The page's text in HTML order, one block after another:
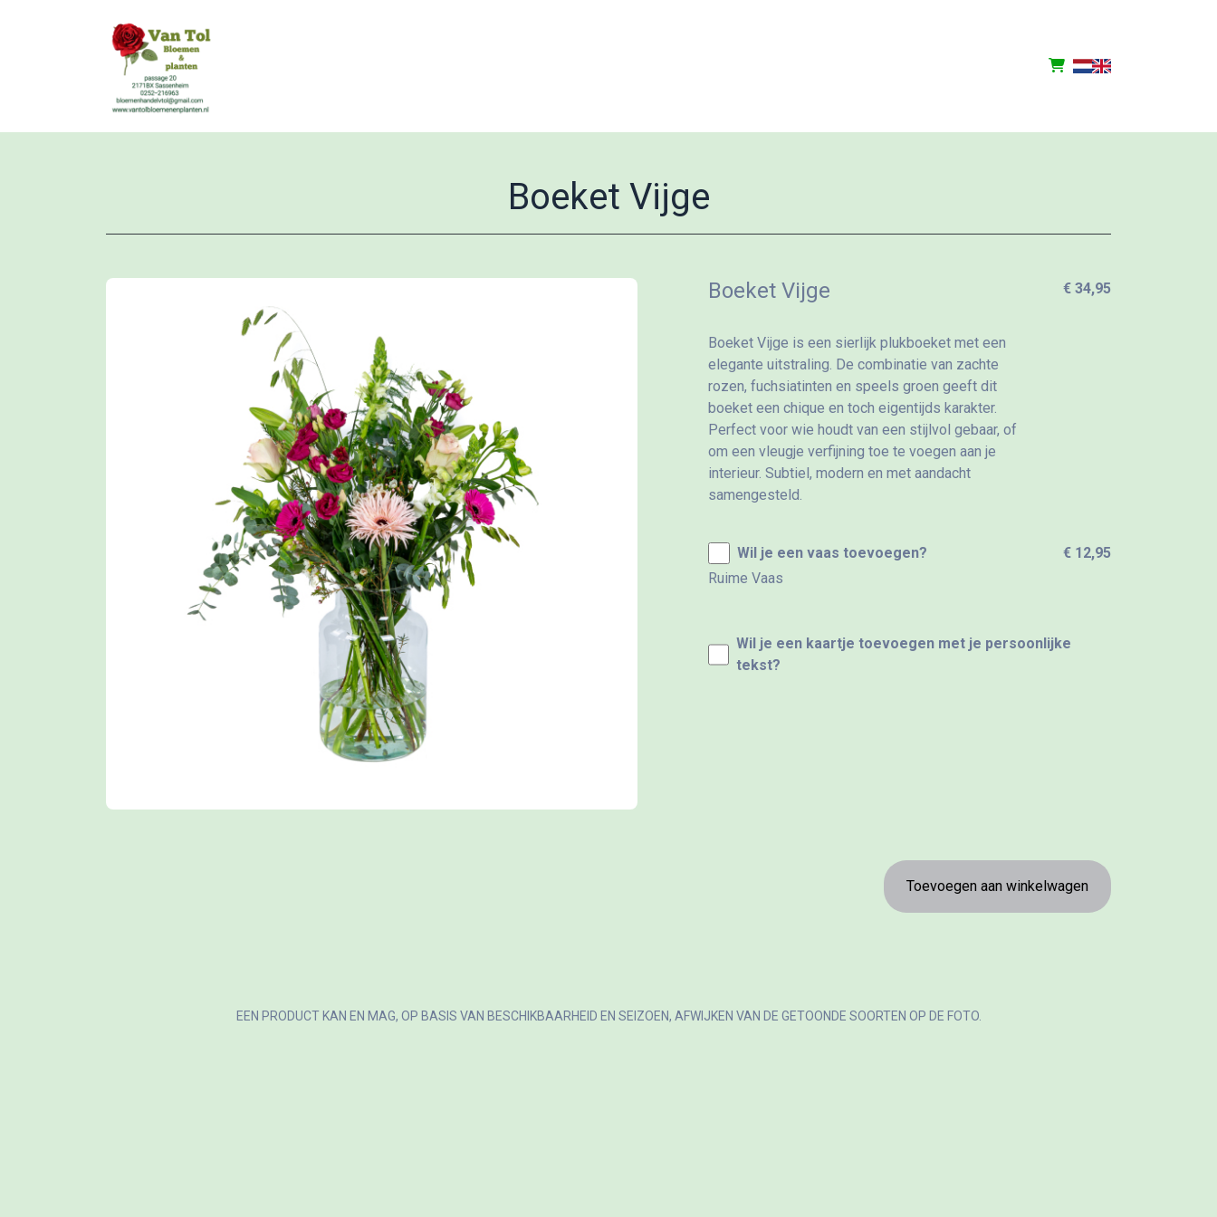
Boeket Vijge
Boeket Vijge
Boeket Vijge is een sierlijk plukboeket met een
elegante uitstraling. De combinatie van zachte
rozen, fuchsiatinten en speels groen geeft dit
boeket een chique en toch eigentijds karakter.
Perfect voor wie houdt van een stijlvol gebaar, of
om een vleugje verfijning toe te voegen aan je
interieur. Subtiel, modern en met aandacht
samengesteld.
€ 34,95
Wil je een vaas toevoegen?
Ruime Vaas
€ 12,95
Wil je een kaartje toevoegen met je persoonlijke
tekst?
Toevoegen aan winkelwagen
EEN PRODUCT KAN EN MAG, OP BASIS VAN BESCHIKBAARHEID EN SEIZOEN, AFWIJKEN VAN DE GETOONDE SOORTEN OP DE FOTO.